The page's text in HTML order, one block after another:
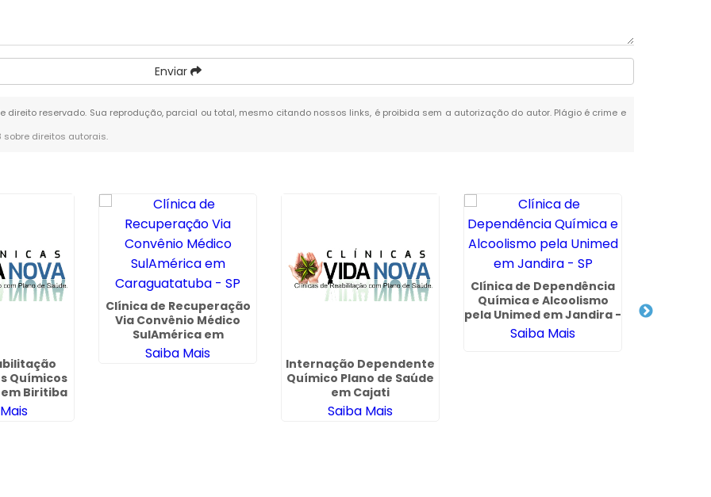
Enviar
direito reservado. Sua reprodução, parcial ou total, mesmo citando nossos links, é proibida sem a autorização do autor. Plágio é crime e
sobre direitos autorais.
Químicos
Biritiba
Clínica de Recuperação
Via Convênio Médico
SulAmérica em
Caraguatatuba - SP
Saiba Mais
Internação Dependente
Químico Plano de Saúde
em Cajati
Saiba Mais
Clínica de Dependência
Química e Alcoolismo
pela Unimed em Jandira -
SP
Saiba Mais
de